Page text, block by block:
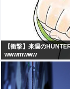
【衝撃】来週の
wwwmwww